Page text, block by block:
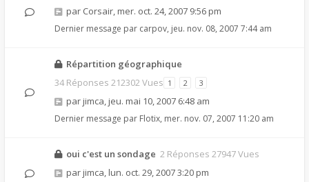
par Corsair, mer. oct. 24, 2007 9:56 pm
Dernier message par carpov, jeu. nov. 08, 2007 7:44 am
Répartition géographique
34 Réponses 212302 Vues 1 2 3
par jimca, jeu. mai 10, 2007 6:48 am
Dernier message par Flotix, mer. nov. 07, 2007 11:20 am
oui c'est un sondage 2 Réponses 27947 Vues
par jimca, lun. oct. 29, 2007 3:20 pm